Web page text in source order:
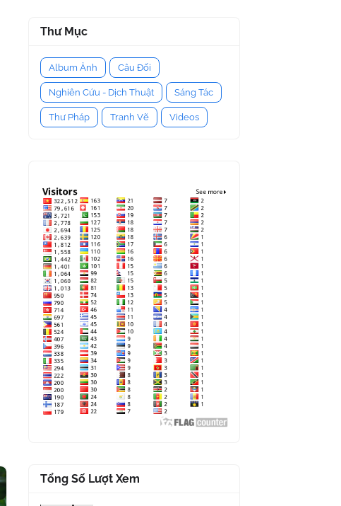
Thư Mục
Album Ảnh Câu Đối
Nghiên Cứu - Dịch Thuật Sáng Tác
Thư Pháp Tranh Vẽ Videos
Tổng Số Lượt Xem